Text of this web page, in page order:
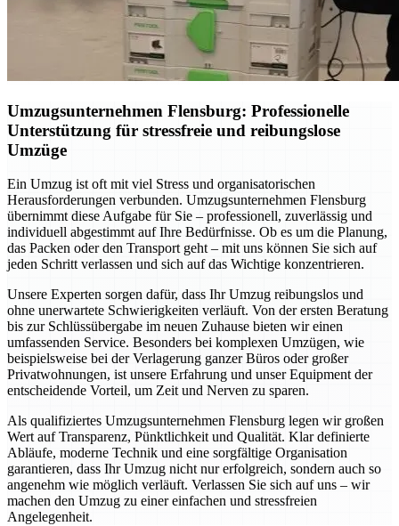
Umzugsunternehmen Flensburg: Professionelle
Unterstützung für stressfreie und reibungslose
Umzüge
Ein Umzug ist oft mit viel Stress und organisatorischen
Herausforderungen verbunden. Umzugsunternehmen Flensburg
übernimmt diese Aufgabe für Sie – professionell, zuverlässig und
individuell abgestimmt auf Ihre Bedürfnisse. Ob es um die Planung,
das Packen oder den Transport geht – mit uns können Sie sich auf
jeden Schritt verlassen und sich auf das Wichtige konzentrieren.
Unsere Experten sorgen dafür, dass Ihr Umzug reibungslos und
ohne unerwartete Schwierigkeiten verläuft. Von der ersten Beratung
bis zur Schlüssübergabe im neuen Zuhause bieten wir einen
umfassenden Service. Besonders bei komplexen Umzügen, wie
beispielsweise bei der Verlagerung ganzer Büros oder großer
Privatwohnungen, ist unsere Erfahrung und unser Equipment der
entscheidende Vorteil, um Zeit und Nerven zu sparen.
Als qualifiziertes Umzugsunternehmen Flensburg legen wir großen
Wert auf Transparenz, Pünktlichkeit und Qualität. Klar definierte
Abläufe, moderne Technik und eine sorgfältige Organisation
garantieren, dass Ihr Umzug nicht nur erfolgreich, sondern auch so
angenehm wie möglich verläuft. Verlassen Sie sich auf uns – wir
machen den Umzug zu einer einfachen und stressfreien
Angelegenheit.